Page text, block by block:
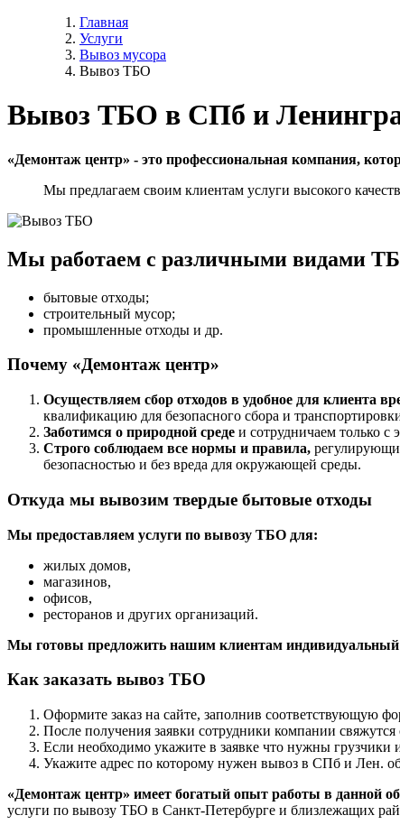
Главная
Услуги
Вывоз мусора
Вывоз ТБО
Вывоз ТБО в СПб и
«Демонтаж центр» - это профессиональная компания,
Мы предлагаем своим клиентам услуги высокого
Мы работаем с различными видами
бытовые отходы;
строительный мусор;
промышленные отходы и др.
Почему «Демонтаж центр»
Осуществляем сбор отходов в удобное для клиента
квалификацию для безопасного сбора и
Заботимся о природной среде и сотрудничаем только
Строго соблюдаем все нормы и правила,
безопасностью и без вреда для окружающей среды.
Откуда мы вывозим твердые бытовые отходы
Мы предоставляем услуги по вывозу ТБО для:
жилых домов,
магазинов,
офисов,
ресторанов и других организаций.
Мы готовы предложить нашим клиентам индивидуальный
Как заказать вывоз ТБО
Оформите заказ на сайте, заполнив соответствующую
После получения заявки сотрудники компании
Если необходимо укажите в заявке что нужны грузчики
Укажите адрес по которому нужен вывоз в СПб и Лен.
«Демонтаж центр» имеет богатый опыт работы в данной
услуги по вывозу ТБО в Санкт-Петербурге и близлежащих